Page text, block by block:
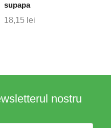
supapa
18,15 lei
nostru